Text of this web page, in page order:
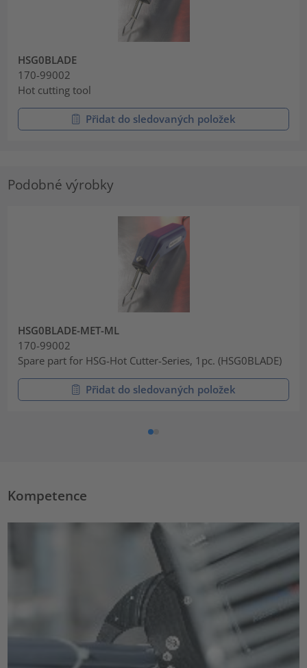
HSG0BLADE
170-99002
Hot cutting tool
Přidat do sledovaných položek
Podobné výrobky
HSG0BLADE-MET-ML
170-99002
Spare part for HSG-Hot Cutter-Series, 1pc. (HSG0BLADE)
Přidat do sledovaných položek
Kompetence